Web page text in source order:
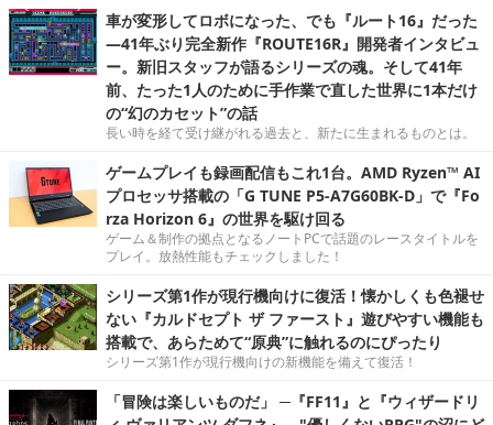
車が変形してロボになった、でも『ルート16』だった
―41年ぶり完全新作『ROUTE16R』開発者インタビュ
ー。新旧スタッフが語るシリーズの魂。そして41年
前、たった1人のために手作業で直した世界に1本だけ
の“幻のカセット”の話
長い時を経て受け継がれる過去と、新たに生まれるものとは。
ゲームプレイも録画配信もこれ1台。AMD Ryzen™ AI
プロセッサ搭載の「G TUNE P5-A7G60BK-D」で『Fo
rza Horizon 6』の世界を駆け回る
ゲーム＆制作の拠点となるノートPCで話題のレースタイトルを
プレイ。放熱性能もチェックしました！
シリーズ第1作が現行機向けに復活！懐かしくも色褪せ
ない『カルドセプト ザ ファースト』遊びやすい機能も
搭載で、あらためて“原典”に触れるのにぴったり
シリーズ第1作が現行機向けの新機能を備えて復活！
「冒険は楽しいものだ」 ─『FF11』と『ウィザードリ